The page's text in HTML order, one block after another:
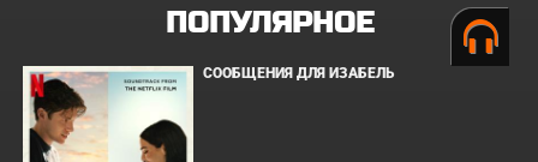
ПОПУЛЯРНОЕ
СООБЩЕНИЯ ДЛЯ ИЗАБЕЛЬ